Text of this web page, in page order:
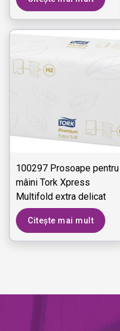
100297 Prosoape pentru
mâini Tork Xpress
Multifold extra delicat
Citește mai mult